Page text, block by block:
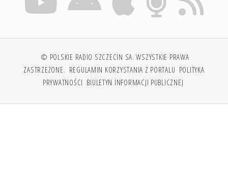
© POLSKIE RADIO SZCZECIN SA. WSZYSTKIE PRAWA
ZASTRZEŻONE. REGULAMIN KORZYSTANIA Z PORTALU POLITYKA
PRYWATNOŚCI BIULETYN INFORMACJI PUBLICZNEJ